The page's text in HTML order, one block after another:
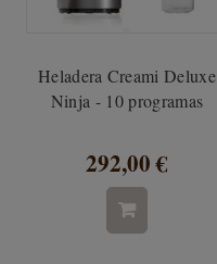
Heladera Creami Deluxe
Ninja - 10 programas
292,00 €